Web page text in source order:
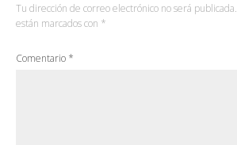
Tu dirección de correo electrónico no será publicada.
están marcados con *
Comentario *